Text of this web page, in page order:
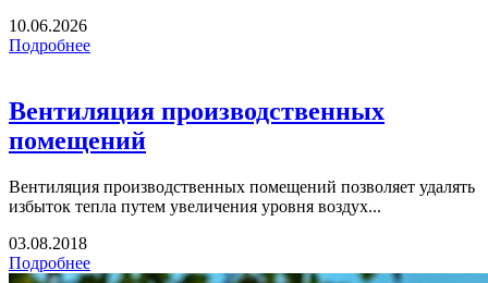
10.06.2026
Подробнее
Вентиляция производственных
помещений
Вентиляция производственных помещений позволяет удалять
избыток тепла путем увеличения уровня воздух...
03.08.2018
Подробнее